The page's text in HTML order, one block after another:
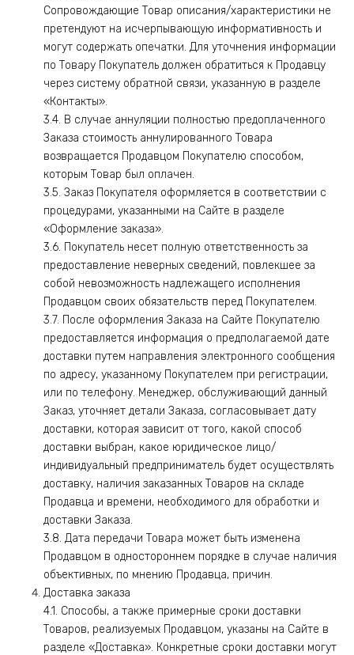
Сопровождающие Товар описания/характеристики не
претендуют на исчерпывающую информативность и
могут содержать опечатки. Для уточнения информации
по Товару Покупатель должен обратиться к Продавцу
через систему обратной связи, указанную в разделе
«Контакты».
3.4. В случае аннуляции полностью предоплаченного
Заказа стоимость аннулированного Товара
возвращается Продавцом Покупателю способом,
которым Товар был оплачен.
3.5. Заказ Покупателя оформляется в соответствии с
процедурами, указанными на Сайте в разделе
«Оформление заказа».
3.6. Покупатель несет полную ответственность за
предоставление неверных сведений, повлекшее за
собой невозможность надлежащего исполнения
Продавцом своих обязательств перед Покупателем.
3.7. После оформления Заказа на Сайте Покупателю
предоставляется информация о предполагаемой дате
доставки путем направления электронного сообщения
по адресу, указанному Покупателем при регистрации,
или по телефону. Менеджер, обслуживающий данный
Заказ, уточняет детали Заказа, согласовывает дату
доставки, которая зависит от того, какой способ
доставки выбран, какое юридическое лицо/
индивидуальный предприниматель будет осуществлять
доставку, наличия заказанных Товаров на складе
Продавца и времени, необходимого для обработки и
доставки Заказа.
3.8. Дата передачи Товара может быть изменена
Продавцом в одностороннем порядке в случае наличия
объективных, по мнению Продавца, причин.
Доставка заказа
4.1. Способы, а также примерные сроки доставки
Товаров, реализуемых Продавцом, указаны на Сайте в
разделе «Доставка». Конкретные сроки доставки могут